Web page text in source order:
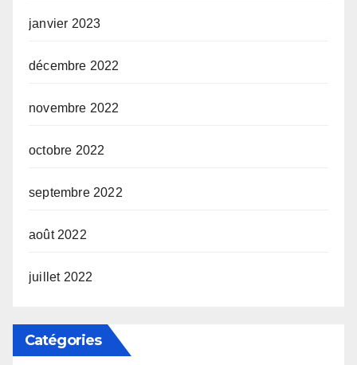
janvier 2023
décembre 2022
novembre 2022
octobre 2022
septembre 2022
août 2022
juillet 2022
Catégories